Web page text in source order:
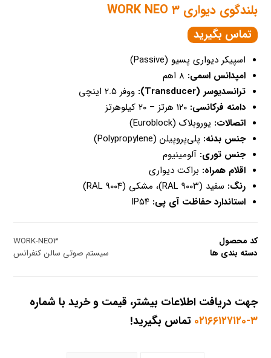
بلندگوی دیواری WORK NEO ۳
تماس بگیرید
اسپیکر دیواری پسیو (Passive)
امپدانس اسمی:
ترانسدیوسر (Transducer):
ووفر ۲.۵ اینچی
دامنه فرکانسی: ۱۲۰ هرتز – ۲۰ کیلوهرتز
اتصالات: یوروبلاک (Euroblock)
جنس بدنه: پلی‌پروپیلن (Polypropylene)
جنس توری: آلومینیوم
اقلام همراه: براکت دیواری
رنگ: سفید (RAL ۹۰۰۳)، مشکی (RAL ۹۰۰۴)
استاندارد حفاظت آی پی: IP۵۴
کد محصول
WORK-NEO۳
دسته بندی ها
سیستم صوتی سالن کنفرانس
جهت دریافت اطلاعات بیشتر، قیمت و خرید با شماره
۳-۰۲۱۶۶۱۲۷۱۲۰
تماس بگیرید!